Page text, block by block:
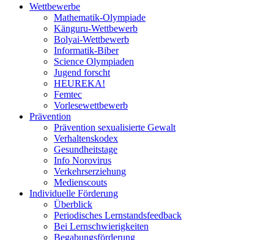
Wettbewerbe
Mathematik-Olympiade
Känguru-Wettbewerb
Bolyai-Wettbewerb
Informatik-Biber
Science Olympiaden
Jugend forscht
HEUREKA!
Femtec
Vorlesewettbewerb
Prävention
Prävention sexualisierte Gewalt
Verhaltenskodex
Gesundheitstage
Info Norovirus
Verkehrserziehung
Medienscouts
Individuelle Förderung
Überblick
Periodisches Lernstandsfeedback
Bei Lernschwierigkeiten
Begabungsförderung